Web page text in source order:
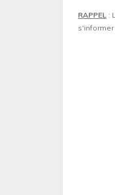
RAPPEL :